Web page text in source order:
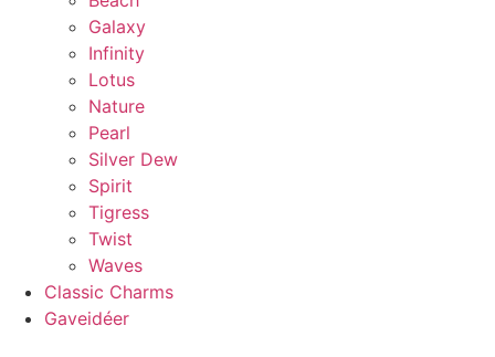
Galaxy
Infinity
Lotus
Nature
Pearl
Silver Dew
Spirit
Tigress
Twist
Waves
Classic Charms
Gaveidéer